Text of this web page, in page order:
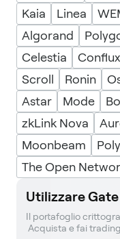
Kaia
Linea
Algorand
Celestia
Conflux
Scroll
Ronin
Astar
Mode
zkLink Nova
Moonbeam
The Open
Utilizzare
Il portafoglio
Acquista e fai